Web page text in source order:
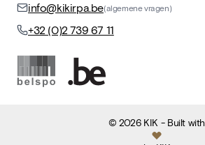
info@kikirpa.be(algemene vragen)
+32 (0)2 739 67 11
©2026 KIK - Built with